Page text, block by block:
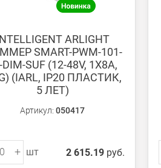
из нашихмагазинов
ARLIGHT
SMART-PWM-101-
DIM-SUF (12-48V, 1X8A,
(IARL, IP20 ПЛАСТИК,
5 ЛЕТ)
Артикул: 050417
+ шт 2 615.19 руб.